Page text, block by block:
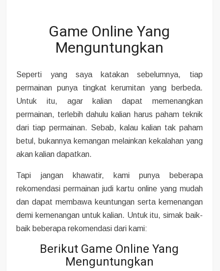
Game Online Yang
Menguntungkan
Seperti yang saya katakan sebelumnya, tiap
permainan punya tingkat kerumitan yang berbeda.
Untuk itu, agar kalian dapat memenangkan
permainan, terlebih dahulu kalian harus paham teknik
dari tiap permainan. Sebab, kalau kalian tak paham
betul, bukannya kemangan melainkan kekalahan yang
akan kalian dapatkan.
Tapi jangan khawatir, kami punya beberapa
rekomendasi permainan judi kartu online yang mudah
dan dapat membawa keuntungan serta kemenangan
demi kemenangan untuk kalian. Untuk itu, simak baik-
baik beberapa rekomendasi dari kami:
Berikut Game Online Yang
Menguntungkan